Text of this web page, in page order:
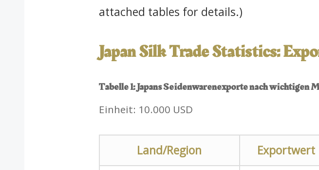
attached tables for details.)
Japan Silk Trade Statistics:
Tabelle 1: Japans Seidenwarenexporte nach
Einheit: 10.000 USD
Land/Region Exportwert